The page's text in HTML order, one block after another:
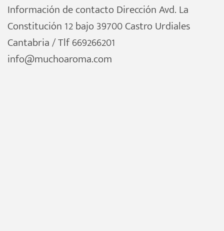
Información de contacto Dirección Avd. La
Constitución 12 bajo 39700 Castro Urdiales
Cantabria / Tlf 669266201
info@muchoaroma.com